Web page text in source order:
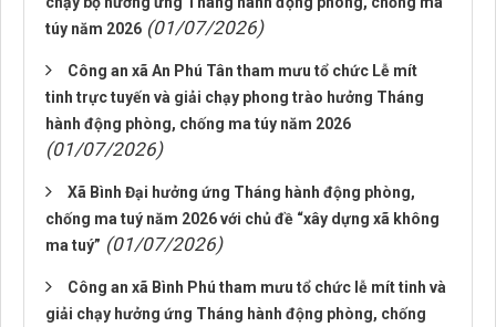
túy năm 2026 (01/07/2026)
Công an xã An Phú Tân tham mưu tổ chức Lễ mít
tinh trực tuyến và giải chạy phong trào hưởng Tháng
hành động phòng, chống ma túy năm 2026
(01/07/2026)
Xã Bình Đại hưởng ứng Tháng hành động phòng,
chống ma tuý năm 2026 với chủ đề “xây dựng xã không
ma tuý” (01/07/2026)
Công an xã Bình Phú tham mưu tổ chức lễ mít tinh và
giải chạy hưởng ứng Tháng hành động phòng, chống